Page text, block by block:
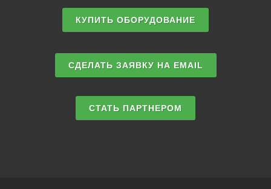
КУПИТЬ ОБОРУДОВАНИЕ
СДЕЛАТЬ ЗАЯВКУ НА EMAIL
СТАТЬ ПАРТНЕРОМ